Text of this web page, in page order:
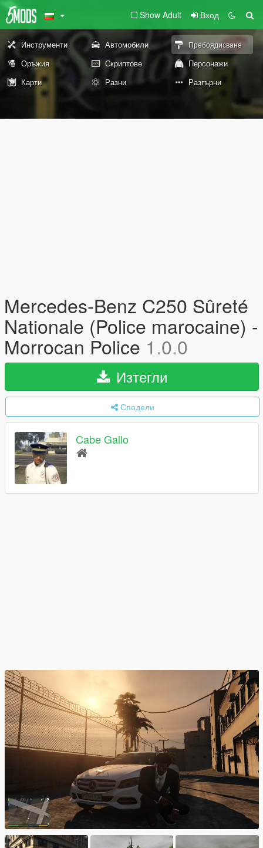
Show Adult Вход
Инструменти Автомобили Пребоядисване
Оръжия Скриптове
Персонажи
Карти
Разни Разгърни
Mercedes-Benz C250 Sûreté
Nationale (Police marocaine) -
Morrocan Police 1.0.0
Изтегли
Сподели
Cabe Gallo